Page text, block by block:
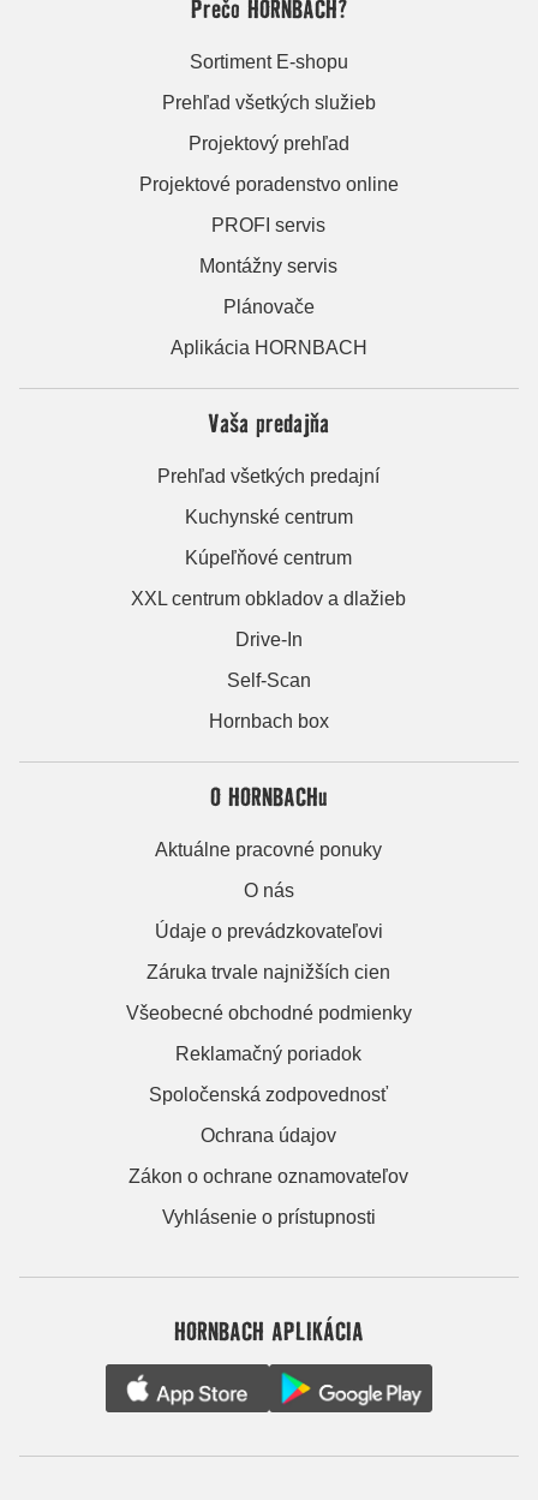
Prečo HORNBACH?
Sortiment E-shopu
Prehľad všetkých služieb
Projektový prehľad
Projektové poradenstvo online
PROFI servis
Montážny servis
Plánovače
Aplikácia HORNBACH
Vaša predajňa
Prehľad všetkých predajní
Kuchynské centrum
Kúpeľňové centrum
XXL centrum obkladov a dlažieb
Drive-In
Self-Scan
Hornbach box
O HORNBACHu
Aktuálne pracovné ponuky
O nás
Údaje o prevádzkovateľovi
Záruka trvale najnižších cien
Všeobecné obchodné podmienky
Reklamačný poriadok
Spoločenská zodpovednosť
Ochrana údajov
Zákon o ochrane oznamovateľov
Vyhlásenie o prístupnosti
HORNBACH APLIKÁCIA